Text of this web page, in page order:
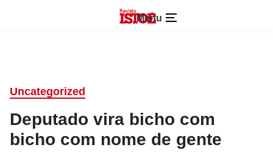
Menu
Uncategorized
Deputado vira bicho com
bicho com nome de gente